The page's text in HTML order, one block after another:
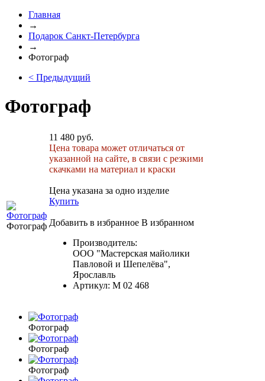
Главная
→
Подарок Санкт-Петербурга
→
Фотограф
< Предыдущий
Фотограф
Фотограф
11 480 руб.
Цена товара может отличаться от
указанной на сайте, в связи с резкими
скачками на материал и краски
Цена указана за одно изделие
Купить
Добавить в избранное В избранном
Производитель:
ООО "Мастерская майолики
Павловой и Шепелёва",
Ярославль
Артикул: М 02 468
Фотограф
Фотограф
Фотограф